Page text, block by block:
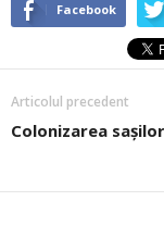
Facebook
Articolul precedent
Colonizarea saşilor